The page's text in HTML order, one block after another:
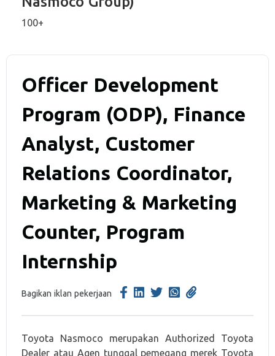
100+
Officer Development
Program (ODP), Finance
Analyst, Customer
Relations Coordinator,
Marketing & Marketing
Counter, Program
Internship
Bagikan iklan pekerjaan
Toyota Nasmoco merupakan Authorized Toyota
Dealer atau Agen tunggal pemegang merek Toyota